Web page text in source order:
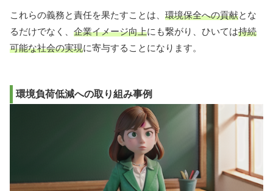
これらの義務と責任を果たすことは、 環境保全への貢献とな
るだけでなく、 企業イメージ向上にも繋がり、ひいては持続
可能な社会の実現に寄与することになります。
環境負荷低減への取り組み事例